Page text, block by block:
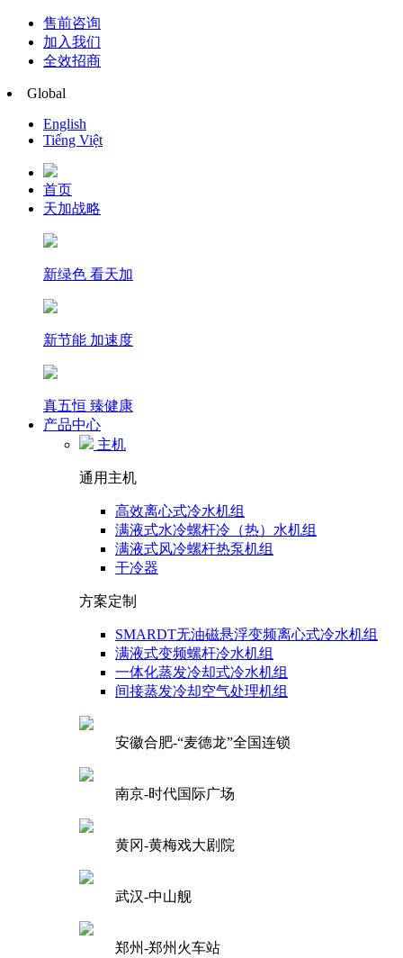
售前咨询
加入我们
全效招商
Global
English
Tiếng Việt
首页
天加战略
新绿色 看天加
新节能 加速度
真五恒 臻健康
产品中心
主机
通用主机
高效离心式冷水机组
满液式水冷螺杆冷（热）水机组
满液式风冷螺杆热泵机组
干冷器
方案定制
SMARDT无油磁悬浮变频离心式冷水机组
满液式变频螺杆冷水机组
一体化蒸发冷却式冷水机组
间接蒸发冷却空气处理机组
安徽合肥-“麦德龙”全国连锁
南京-时代国际广场
黄冈-黄梅戏大剧院
武汉-中山舰
郑州-郑州火车站